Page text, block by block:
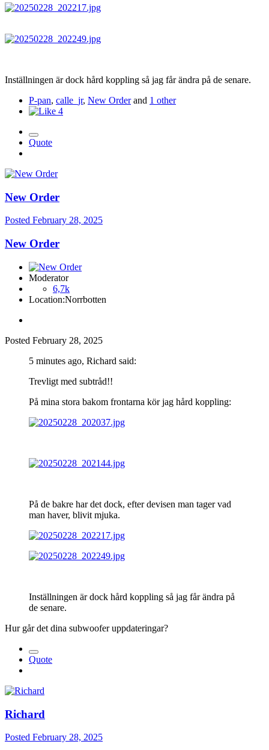
Inställningen är dock hård koppling så jag får ändra på de senare.
P-pan, calle_jr, New Orderand 1 other
4
Quote
New Order
Posted February 28, 2025
New Order
Moderator
6,7k
Location:Norrbotten
Posted February 28, 2025
5 minutes ago, Richard said:
Trevligt med subtråd!!
På mina stora bakom frontarna kör jag hård koppling:
På de bakre har det dock, efter devisen man tager vad
man haver, blivit mjuka.
Inställningen är dock hård koppling så jag får ändra på
de senare.
Hur går det dina subwoofer uppdateringar?
Quote
Richard
Posted February 28, 2025